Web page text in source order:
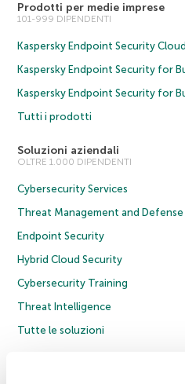
Prodotti per medie imprese
101-999 DIPENDENTI
Kaspersky Endpoint Security Cloud
Kaspersky Endpoint Security for
Kaspersky Endpoint Security for
Tutti i prodotti
Soluzioni aziendali
OLTRE 1.000 DIPENDENTI
Cybersecurity Services
Threat Management and Defense
Endpoint Security
Hybrid Cloud Security
Cybersecurity Training
Threat Intelligence
Tutte le soluzioni